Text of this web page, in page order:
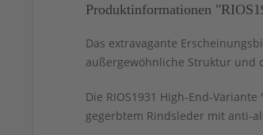
Produktinformationen
Das extravagante
außergewöhnliche Struktur und
Die RIOS1931 High-End-
gegerbtem Rindsleder mit anti-